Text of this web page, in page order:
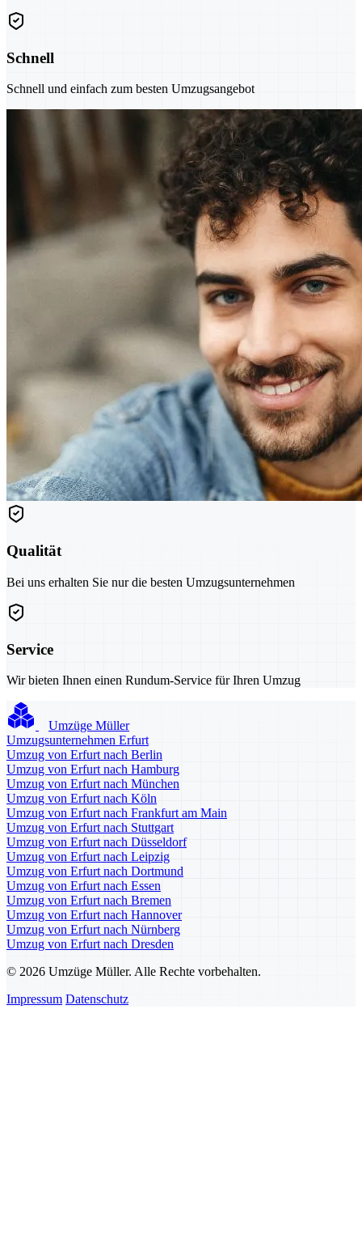
Schnell
Schnell und einfach zum besten Umzugsangebot
Qualität
Bei uns erhalten Sie nur die besten Umzugsunternehmen
Service
Wir bieten Ihnen einen Rundum-Service für Ihren Umzug
Umzüge Müller
Umzugsunternehmen Erfurt
Umzug von Erfurt nach Berlin
Umzug von Erfurt nach Hamburg
Umzug von Erfurt nach München
Umzug von Erfurt nach Köln
Umzug von Erfurt nach Frankfurt am Main
Umzug von Erfurt nach Stuttgart
Umzug von Erfurt nach Düsseldorf
Umzug von Erfurt nach Leipzig
Umzug von Erfurt nach Dortmund
Umzug von Erfurt nach Essen
Umzug von Erfurt nach Bremen
Umzug von Erfurt nach Hannover
Umzug von Erfurt nach Nürnberg
Umzug von Erfurt nach Dresden
© 2026 Umzüge Müller. Alle Rechte vorbehalten.
Impressum Datenschutz